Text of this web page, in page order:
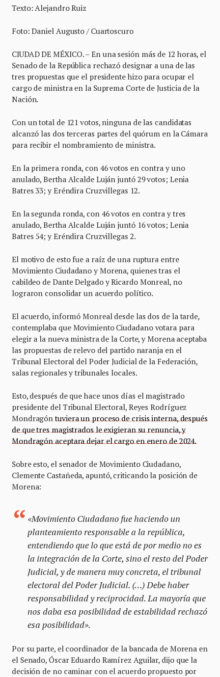
Texto: Alejandro Ruiz
Foto: Daniel Augusto / Cuartoscuro
CIUDAD DE MÉXICO. – En una sesión más de 12 horas, el
Senado de la República rechazó designar a una de las
tres propuestas que el presidente hizo para ocupar el
cargo de ministra en la Suprema Corte de Justicia de la
Nación.
Con un total de 121 votos, ninguna de las candidatas
alcanzó las dos terceras partes del quórum en la Cámara
para recibir el nombramiento de ministra.
En la primera ronda, con 46 votos en contra y uno
anulado, Bertha Alcalde Luján juntó 29 votos; Lenia
Batres 33; y Eréndira Cruzvillegas 12.
En la segunda ronda, con 46 votos en contra y tres
anulado, Bertha Alcalde Luján juntó 16 votos; Lenia
Batres 54; y Eréndira Cruzvillegas 2.
El motivo de esto fue a raíz de una ruptura entre
Movimiento Ciudadano y Morena, quienes tras el
cabildeo de Dante Delgado y Ricardo Monreal, no
lograron consolidar un acuerdo político.
El acuerdo, informó Monreal desde las dos de la tarde,
contemplaba que Movimiento Ciudadano votara para
elegir a la nueva ministra de la Corte, y Morena aceptaba
las propuestas de relevo del partido naranja en el
Tribunal Electoral del Poder Judicial de la Federación,
salas regionales y tribunales locales.
Esto, después de que hace unos días el magistrado
presidente del Tribunal Electoral, Reyes Rodríguez
Mondragóntuviera un proceso de crisis interna, después
de que tres magistrados le exigieran su renuncia, y
Mondragón aceptara dejar el cargo en enero de 2024.
Sobre esto, el senador de Movimiento Ciudadano,
Clemente Castañeda, apuntó, criticando la posición de
Morena:
«Movimiento Ciudadano fue haciendo un
planteamiento responsable a la república,
entendiendo que lo que está de por medio no es
la integración de la Corte, sino el resto del Poder
Judicial, y de manera muy concreta, el tribunal
electoral del Poder Judicial. (…) Debe haber
responsabilidad y reciprocidad. La mayoría que
nos daba esa posibilidad de estabilidad rechazó
esa posibilidad».
Por su parte, el coordinador de la bancada de Morena en
el Senado, Óscar Eduardo Ramírez Aguilar, dijo que la
decisión de no caminar con el acuerdo propuesto por